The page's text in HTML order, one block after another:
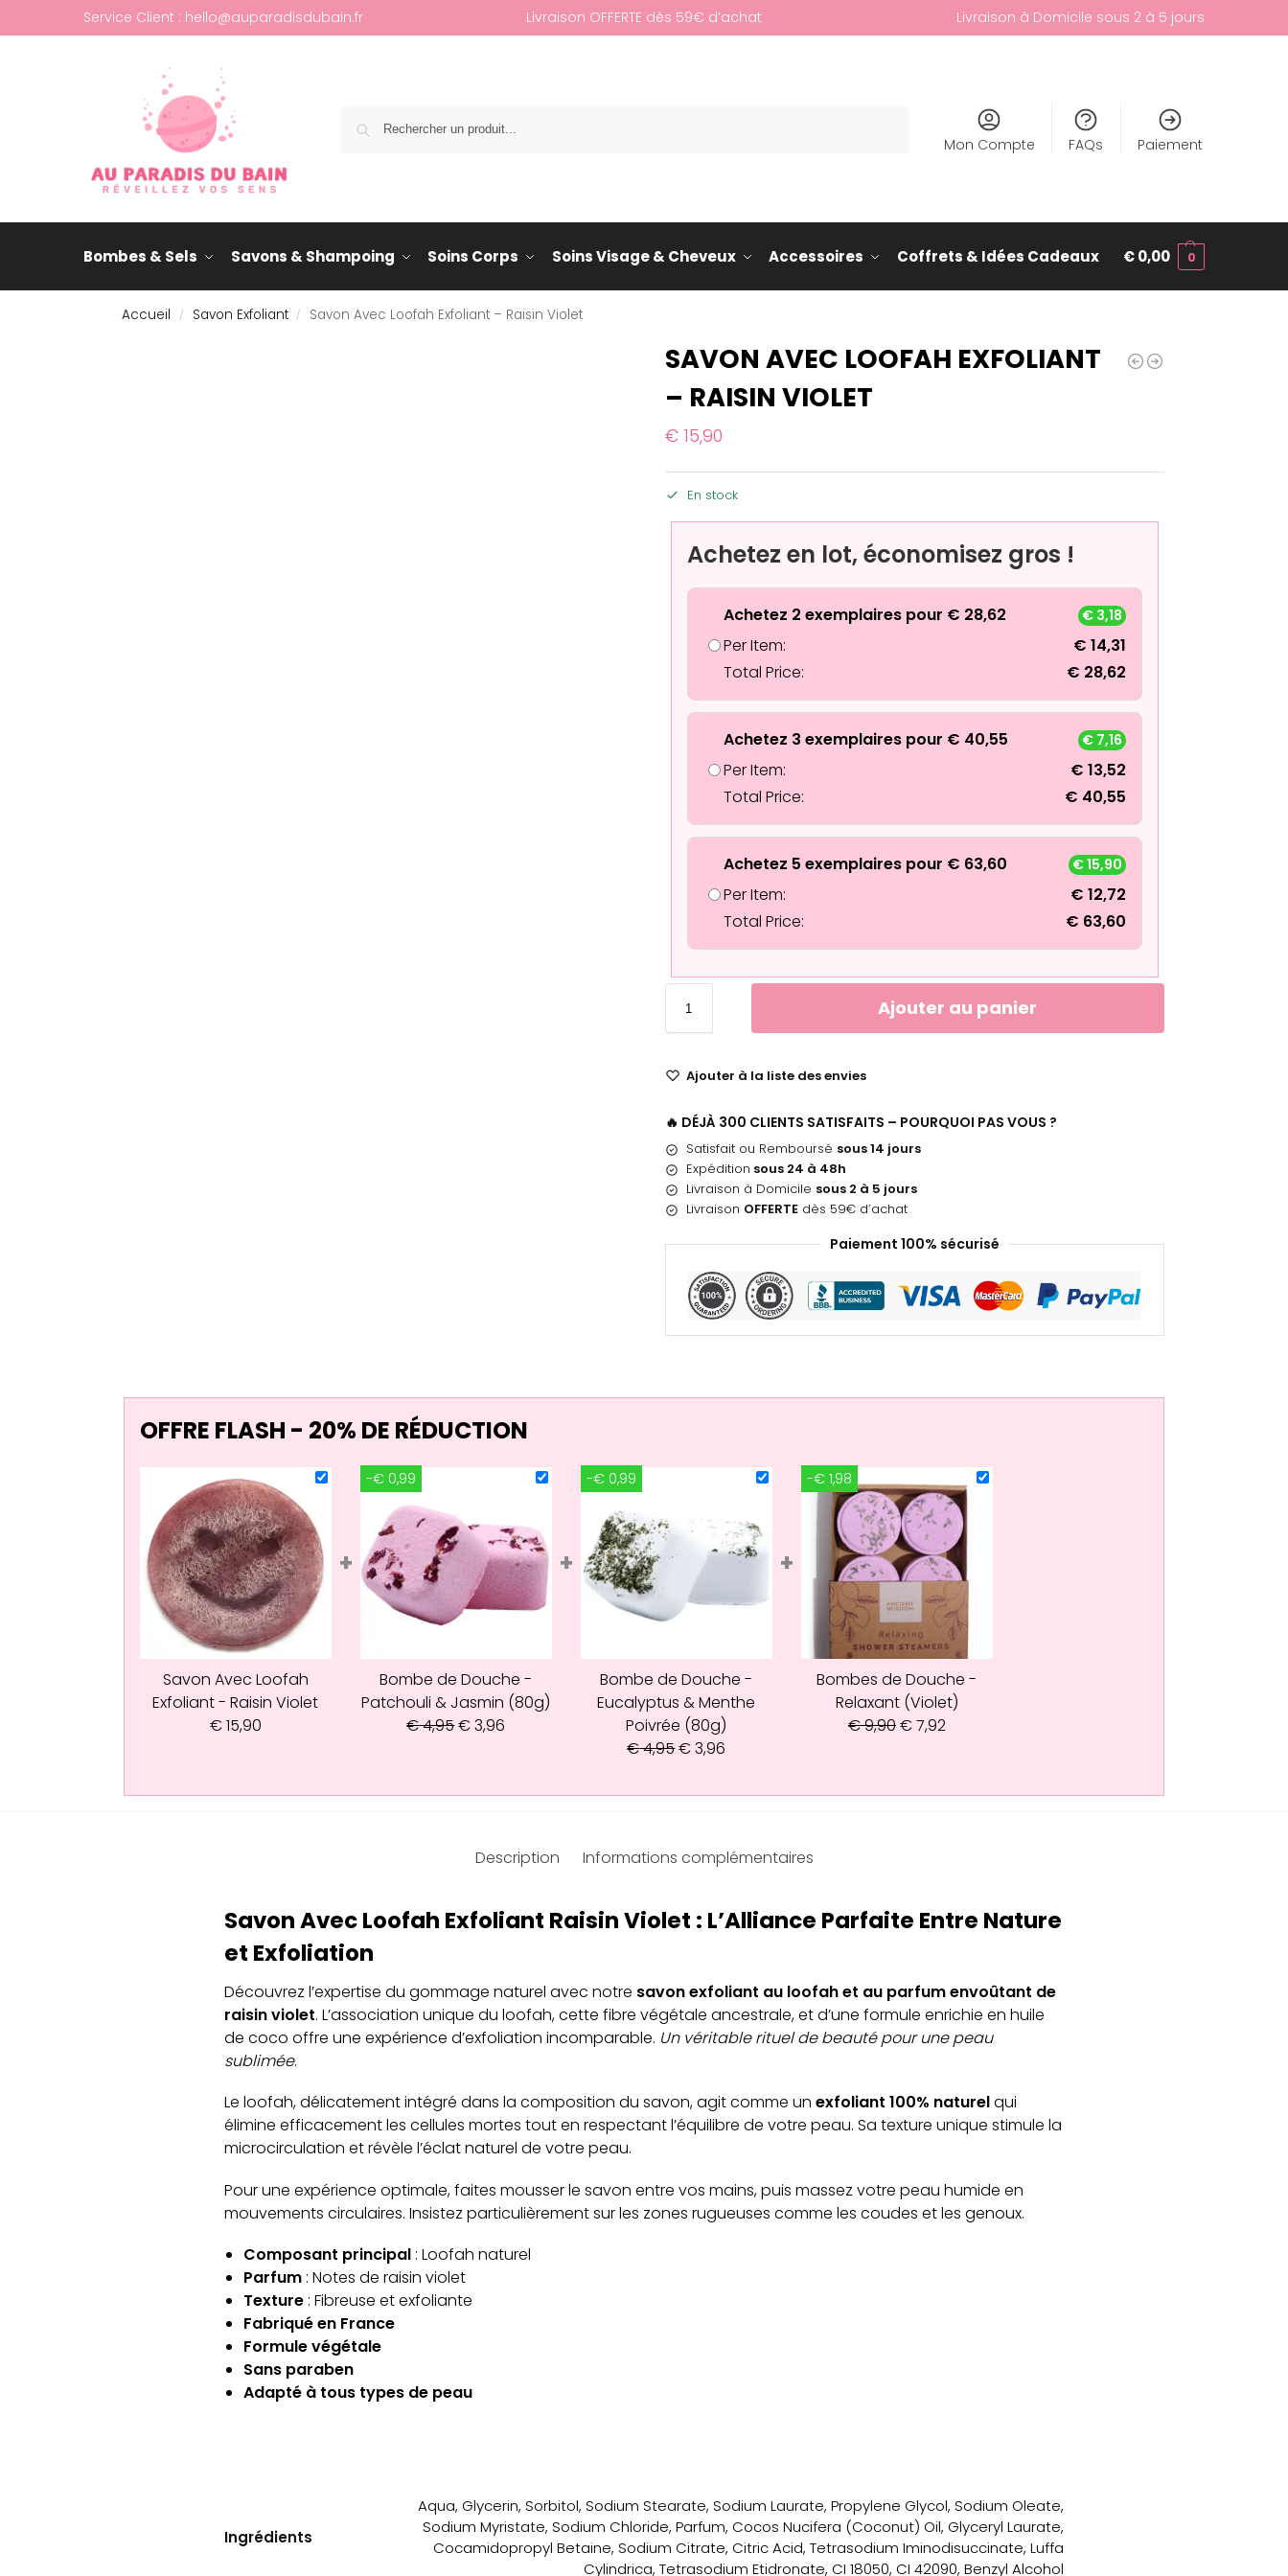
Service Client : hello@auparadisdubain.fr Livraison OFFERTE dès 59€ d’achat Livraison à Domicile sous 2 à 5 jours
Mon Compte FAQs Paiement
Bombes & Sels Savons & Shampoing Soins Corps Soins Visage & Cheveux Accessoires Coffrets & Idées Cadeaux €0,00 0
Accueil / Savon Exfoliant / Savon Avec Loofah Exfoliant – Raisin Violet
SAVON AVEC LOOFAH EXFOLIANT
– RAISIN VIOLET
€15,90
En stock
Achetez en lot, économisez gros !
Achetez 2 exemplaires pour € 28,62 € 3,18
Per Item: € 14,31
Total Price:
€ 28,62
Achetez 3 exemplaires pour € 40,55 € 7,16
Per Item: € 13,52
Total Price:
€ 40,55
Achetez 5 exemplaires pour € 63,60 €15,90
Per Item: € 12,72
Total Price:
€ 63,60
Ajouter au panier
Ajouter à la liste des envies
🔥 DÉJÀ 300 CLIENTS SATISFAITS – POURQUOI PAS VOUS ?
Satisfait ou Remboursé sous 14 jours
Expédition sous 24 à 48h
Livraison à Domicile sous 2 à 5 jours
Livraison OFFERTEdès 59€ d’achat
Paiement 100% sécurisé
OFFRE FLASH - 20% DE RÉDUCTION
Savon Avec Loofah
Exfoliant - Raisin Violet
€15,90
+
-€ 0,99
Bombe de Douche -
Patchouli & Jasmin (80g)
€4,95€3,96
+
-€ 0,99
Bombe de Douche -
Eucalyptus & Menthe
Poivrée (80g)
€4,95€3,96
+
-€ 1,98
Bombes de Douche -
Relaxant (Violet)
€9,90€7,92
Description Informations complémentaires
Savon Avec Loofah Exfoliant Raisin Violet : L’Alliance Parfaite Entre Nature
et Exfoliation
Découvrez l’expertise du gommage naturel avec notre savon exfoliant au loofah et au parfum envoûtant de
raisin violet. L’association unique du loofah, cette fibre végétale ancestrale, et d’une formule enrichie en huile
de coco offre une expérience d’exfoliation incomparable. Un véritable rituel de beauté pour une peau
sublimée.
Le loofah, délicatement intégré dans la composition du savon, agit comme un exfoliant 100% naturelqui
élimine efficacement les cellules mortes tout en respectant l’équilibre de votre peau. Sa texture unique stimule la
microcirculation et révèle l’éclat naturel de votre peau.
Pour une expérience optimale, faites mousser le savon entre vos mains, puis massez votre peau humide en
mouvements circulaires. Insistez particulièrement sur les zones rugueuses comme les coudes et les genoux.
Composant principal: Loofah naturel
Parfum: Notes de raisin violet
Texture: Fibreuse et exfoliante
Fabriqué en France
Formule végétale
Sans paraben
Adapté à tous types de peau
Ingrédients
Aqua, Glycerin, Sorbitol, Sodium Stearate, Sodium Laurate, Propylene Glycol, Sodium Oleate,
Sodium Myristate, Sodium Chloride, Parfum, Cocos Nucifera (Coconut) Oil, Glyceryl Laurate,
Cocamidopropyl Betaine, Sodium Citrate, Citric Acid, Tetrasodium Iminodisuccinate, Luffa
Cylindrica, Tetrasodium Etidronate, CI 18050, CI 42090, Benzyl Alcohol